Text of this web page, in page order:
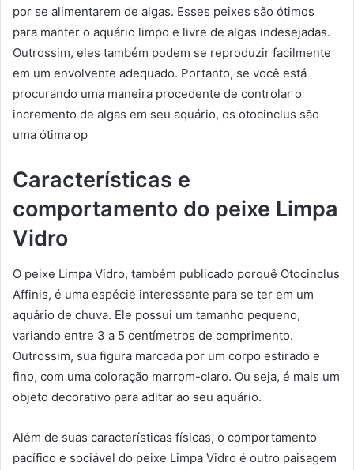
por se alimentarem de algas. Esses peixes são ótimos
para manter o aquário limpo e livre de algas indesejadas.
Outrossim, eles também podem se reproduzir facilmente
em um envolvente adequado. Portanto, se você está
procurando uma maneira procedente de controlar o
incremento de algas em seu aquário, os otocinclus são
uma ótima op
Características e
comportamento do peixe Limpa
Vidro
O peixe Limpa Vidro, também publicado porquê Otocinclus
Affinis, é uma espécie interessante para se ter em um
aquário de chuva. Ele possui um tamanho pequeno,
variando entre 3 a 5 centímetros de comprimento.
Outrossim, sua figura marcada por um corpo estirado e
fino, com uma coloração marrom-claro. Ou seja, é mais um
objeto decorativo para aditar ao seu aquário.
Além de suas características físicas, o comportamento
pacífico e sociável do peixe Limpa Vidro é outro paisagem